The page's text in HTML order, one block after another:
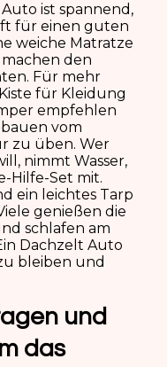
ist spannend,
für einen guten
weiche Matratze
den
Für mehr
für Kleidung
empfehlen
vom
zu üben. Wer
nimmt Wasser,
Hilfe-Set mit.
ein leichtes Tarp
genießen die
schlafen am
Dachzelt Auto
bleiben und
und
das